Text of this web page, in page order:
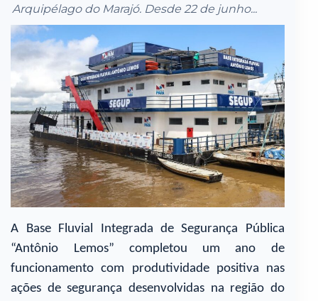
Arquipélago do Marajó. Desde 22 de junho...
A Base Fluvial Integrada de Segurança Pública
“Antônio Lemos” completou um ano de
funcionamento com produtividade positiva nas
ações de segurança desenvolvidas na região do